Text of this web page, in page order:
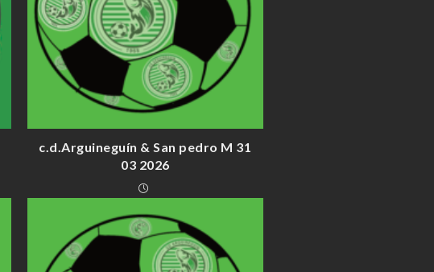
c.d.Arguineguín & San pedro M 31
03 2026